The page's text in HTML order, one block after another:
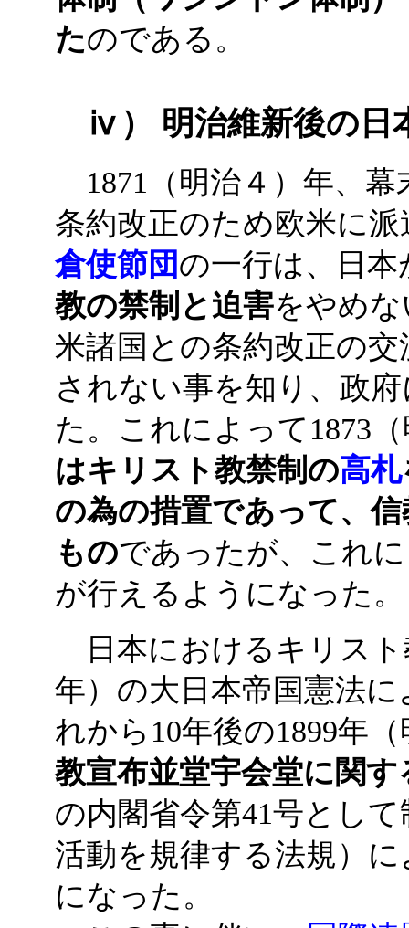
たのである。
ⅳ） 明治維新後の日
1871（明治４）年、幕
条約改正のため欧米に
倉使節団の一行は、日本
教の禁制と迫害をやめ
米諸国との条約改正の
されない事を知り、政
た。これによって1873
はキリスト教禁制の高札
の為の措置であって、
ものであったが、これ
が行えるようになった。
日本におけるキリスト
年）の大日本帝国憲法に
れから10年後の1899年
教宣布並堂宇会堂に関す
の内閣省令第41号とし
活動を規律する法規）
になった。